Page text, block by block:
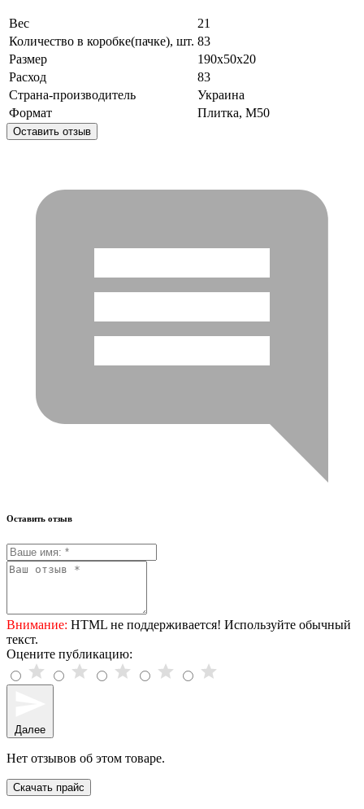
Вес
21
Количество в коробке(пачке), шт. 83
Размер
190x50x20
Расход
83
Страна-производитель
Украина
Формат
Плитка, M50
Оставить отзыв
Оставить отзыв
Внимание: HTML не поддерживается! Используйте обычный
текст.
Оцените публикацию:
Далее
Нет отзывов об этом товаре.
Скачать прайс